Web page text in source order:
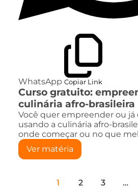
WhatsApp Copiar Link
Curso gratuito:
culinária afro-brasileira
Você quer empreender ou
usando a culinária afro-
onde começar ou no que
Ver matéria
1 2 3 …